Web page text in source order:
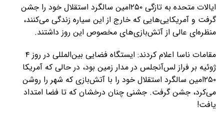
ایالات متحده به تازگی ۲۵۰امین سالگرد استقلال خود را جشن
گرفت و آمریکایی‌هایی که خارج از این سیاره زندگی می‌کنند،
منظره‌ای عالی از آتش‌بازی‌های مخصوص این روز داشتند.
مقامات ناسا اعلام کردند: ایستگاه فضایی بین‌المللی در روز ۴
ژوئیه بر فراز لس‌آنجلس در مدار زمین بود، در حالی که آمریکا
۲۵۰امین سالگرد استقلال خود را با آتش‌بازی که شهر را روشن
می‌کرد، جشن گرفت. جشنی چنان درخشان که تا فضا امتداد
یافت!